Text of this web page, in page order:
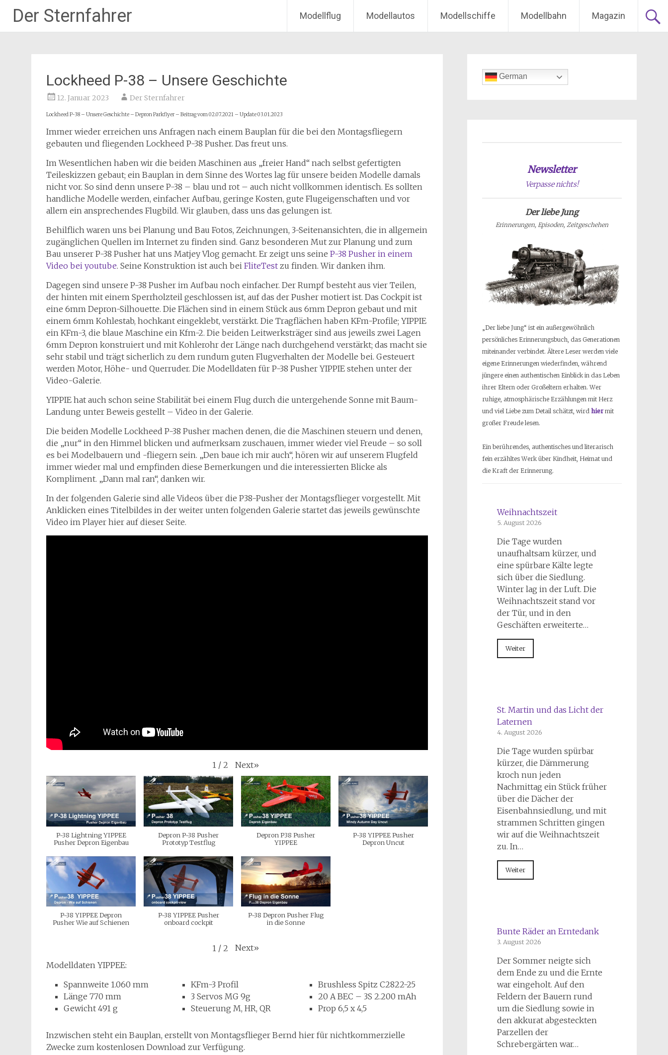
Der Sternfahrer Modellflug Modellautos Modellschiffe Modellbahn Magazin
Lockheed P-38 – Unsere Geschichte
12. Januar 2023 Der Sternfahrer
Lockheed P-38 – Unsere Geschichte – Depron Parkflyer – Beitrag vom 02.07.2021 – Update 03.01.2023
Immer wieder erreichen uns Anfragen nach einem Bauplan für die bei den Montagsfliegern
gebauten und fliegenden Lockheed P-38 Pusher. Das freut uns.
Im Wesentlichen haben wir die beiden Maschinen aus „freier Hand“ nach selbst gefertigten
Teileskizzen gebaut; ein Bauplan in dem Sinne des Wortes lag für unsere beiden Modelle damals
nicht vor. So sind denn unsere P-38 – blau und rot – auch nicht vollkommen identisch. Es sollten
handliche Modelle werden, einfacher Aufbau, geringe Kosten, gute Flugeigenschaften und vor
allem ein ansprechendes Flugbild. Wir glauben, dass uns das gelungen ist.
Behilflich waren uns bei Planung und Bau Fotos, Zeichnungen, 3-Seitenansichten, die in allgemein
zugänglichen Quellen im Internet zu finden sind. Ganz besonderen Mut zur Planung und zum
Bau unserer P-38 Pusher hat uns Matjey Vlog gemacht. Er zeigt uns seine P-38 Pusher in einem
Video bei youtube. Seine Konstruktion ist auch bei FliteTest zu finden. Wir danken ihm.
Dagegen sind unsere P-38 Pusher im Aufbau noch einfacher. Der Rumpf besteht aus vier Teilen,
der hinten mit einem Sperrholzteil geschlossen ist, auf das der Pusher motiert ist. Das Cockpit ist
eine 6mm Depron-Silhouette. Die Flächen sind in einem Stück aus 6mm Depron gebaut und mit
einem 6mm Kohlestab, hochkant eingeklebt, verstärkt. Die Tragflächen haben KFm-Profile; YIPPIE
ein KFm-3, die blaue Maschine ein Kfm-2. Die beiden Leitwerksträger sind aus jeweils zwei Lagen
6mm Depron konstruiert und mit Kohlerohr der Länge nach durchgehend verstärkt; das macht sie
sehr stabil und trägt sicherlich zu dem rundum guten Flugverhalten der Modelle bei. Gesteuert
werden Motor, Höhe- und Querruder. Die Modelldaten für P-38 Pusher YIPPIE stehen unter der
Video-Galerie.
YIPPIE hat auch schon seine Stabilität bei einem Flug durch die untergehende Sonne mit Baum-
Landung unter Beweis gestellt – Video in der Galerie.
Die beiden Modelle Lockheed P-38 Pusher machen denen, die die Maschinen steuern und denen,
die „nur“ in den Himmel blicken und aufmerksam zuschauen, immer wieder viel Freude – so soll
es bei Modelbauern und -fliegern sein. „Den baue ich mir auch“, hören wir auf unserem Flugfeld
immer wieder mal und empfinden diese Bemerkungen und die interessierten Blicke als
Kompliment. „Dann mal ran“, danken wir.
In der folgenden Galerie sind alle Videos über die P38-Pusher der Montagsflieger vorgestellt. Mit
Anklicken eines Titelbildes in der weiter unten folgenden Galerie startet das jeweils gewünschte
Video im Player hier auf dieser Seite.
1 / 2 Next»
P-38 Lightning YIPPEE
Pusher Depron Eigenbau
Depron P-38 Pusher
Prototyp Testflug
Depron P38 Pusher
YIPPEE
P-38 YIPPEE Pusher
Depron Uncut
P-38 YIPPEE Depron
Pusher Wie auf Schienen
P-38 YIPPEE Pusher
onboard cockpit
P-38 Depron Pusher Flug
in die Sonne
1 / 2 Next»
Modelldaten YIPPEE:
Spannweite 1.060 mm
Länge 770 mm
Gewicht 491 g
KFm-3 Profil
3 Servos MG 9g
Steuerung M, HR, QR
Brushless Spitz C2822-25
20 A BEC – 3S 2.200 mAh
Prop 6,5 x 4,5
Inzwischen steht ein Bauplan, erstellt von Montagsflieger Bernd hier für nichtkommerzielle
Zwecke zum kostenlosen Download zur Verfügung.
German
Newsletter
Verpasse nichts!
Der liebe Jung
Erinnerungen, Episoden, Zeitgeschehen
„Der liebe Jung“ ist ein außergewöhnlich
persönliches Erinnerungsbuch, das Generationen
miteinander verbindet. Ältere Leser werden viele
eigene Erinnerungen wiederfinden, während
jüngere einen authentischen Einblick in das Leben
ihrer Eltern oder Großeltern erhalten. Wer
ruhige, atmosphärische Erzählungen mit Herz
und viel Liebe zum Detail schätzt, wird hiermit
großer Freude lesen.
Ein berührendes, authentisches und literarisch
fein erzähltes Werk über Kindheit, Heimat und
die Kraft der Erinnerung.
Weihnachtszeit
5. August 2026
Die Tage wurden
unaufhaltsam kürzer, und
eine spürbare Kälte legte
sich über die Siedlung.
Winter lag in der Luft. Die
Weihnachtszeit stand vor
der Tür, und in den
Geschäften erweiterte…
Weiter
St. Martin und das Licht der
Laternen
4. August 2026
Die Tage wurden spürbar
kürzer, die Dämmerung
kroch nun jeden
Nachmittag ein Stück früher
über die Dächer der
Eisenbahnsiedlung, und mit
strammen Schritten gingen
wir auf die Weihnachtszeit
zu. In…
Weiter
Bunte Räder an Erntedank
3. August 2026
Der Sommer neigte sich
dem Ende zu und die Ernte
war eingeholt. Auf den
Feldern der Bauern rund
um die Siedlung sowie in
den akkurat abgesteckten
Parzellen der
Schrebergärten war…